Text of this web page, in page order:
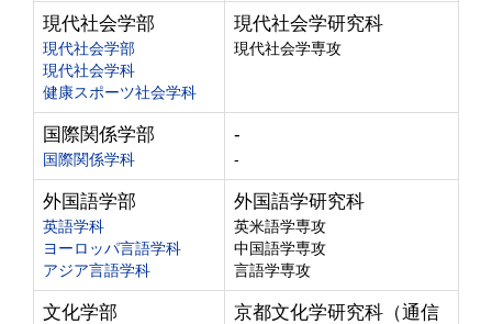
現代社会学部
現代社会学部
現代社会学科
健康スポーツ社会学科
現代社会学研究科
現代社会学専攻
国際関係学部
国際関係学科
-
-
外国語学部
英語学科
ヨーロッパ言語学科
アジア言語学科
外国語学研究科
英米語学専攻
中国語学専攻
言語学専攻
文化学部
京都文化学研究科（通信